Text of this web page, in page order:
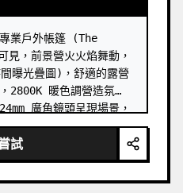
業戶外帳篷 (The
，前景營火火焰舞動，
曝光疊圖)，舒適的露營
2800K 暖色調營造氛
廣角鏡頭呈現場景，
橫向構圖
試